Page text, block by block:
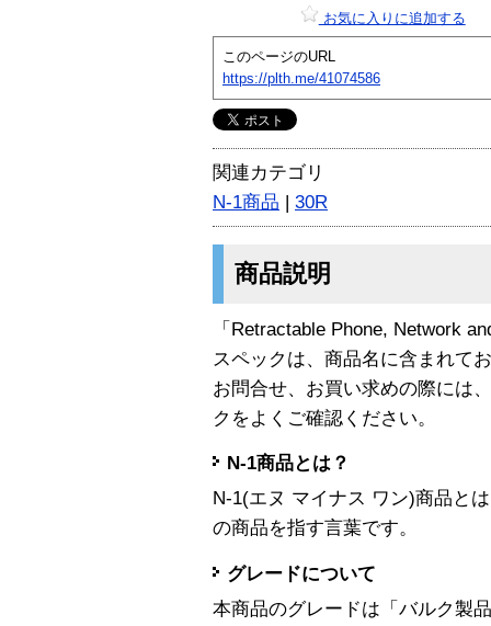
お気に入りに追加する
このページのURL
https://plth.me/41074586
関連カテゴリ
N-1商品 | 30R
商品説明
「Retractable Phone, Network
スペックは、商品名に含まれて
お問合せ、お買い求めの際には
クをよくご確認ください。
N-1商品とは？
N-1(エヌ マイナス ワン)商品と
の商品を指す言葉です。
グレードについて
本商品のグレードは「バルク製